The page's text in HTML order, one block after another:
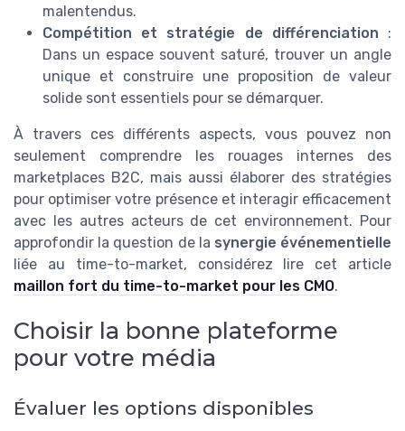
malentendus.
Compétition et stratégie de différenciation :
Dans un espace souvent saturé, trouver un angle
unique et construire une proposition de valeur
solide sont essentiels pour se démarquer.
À travers ces différents aspects, vous pouvez non
seulement comprendre les rouages internes des
marketplaces B2C, mais aussi élaborer des stratégies
pour optimiser votre présence et interagir efficacement
avec les autres acteurs de cet environnement. Pour
approfondir la question de la synergie événementielle
liée au time-to-market, considérez lire cet article
maillon fort du time-to-market pour les CMO.
Choisir la bonne plateforme
pour votre média
Évaluer les options disponibles